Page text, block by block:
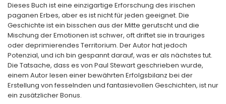
Dieses Buch ist eine einzigartige Erforschung des irischen
paganen Erbes, aber es ist nicht für jeden geeignet. Die
Geschichte ist ein bisschen aus der Mitte gerutscht und die
Mischung der Emotionen ist schwer, oft driftet sie in trauriges
oder deprimierendes Territorium. Der Autor hat jedoch
Potenzial, und ich bin gespannt darauf, was er als nächstes tut.
Die Tatsache, dass es von Paul Stewart geschrieben wurde,
einem Autor lesen einer bewährten Erfolgsbilanz bei der
Erstellung von fesselnden und fantasievollen Geschichten, ist nur
ein zusätzlicher Bonus.